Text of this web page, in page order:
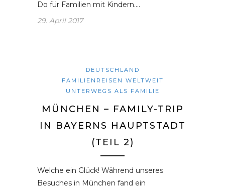
Do für Familien mit Kindern.…
29. April 2017
DEUTSCHLAND
FAMILIENREISEN WELTWEIT
UNTERWEGS ALS FAMILIE
MÜNCHEN – FAMILY-TRIP
IN BAYERNS HAUPTSTADT
(TEIL 2)
Welche ein Glück! Während unseres
Besuches in München fand ein